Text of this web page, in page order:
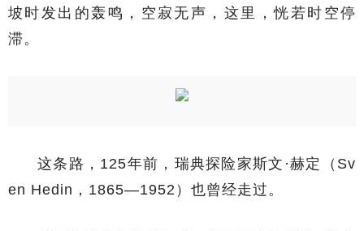
坡时发出的轰鸣，空寂无声，这里，恍若时空停
滞。
这条路，125年前，瑞典探险家斯文·赫定（Sv
en Hedin，1865—1952）也曾经走过。